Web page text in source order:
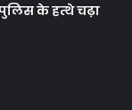
के हत्थे चढ़ा